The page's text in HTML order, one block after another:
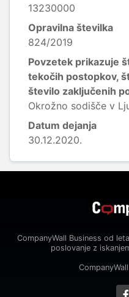
13230000
Opravilna številka
824/2019
Povzetek prikazuje
tekočih postopkov,
število zaključenih
Okrožno sodišče v
Datum dejanja
30.12.2020.
CompanyWall Business od
poslovanje z